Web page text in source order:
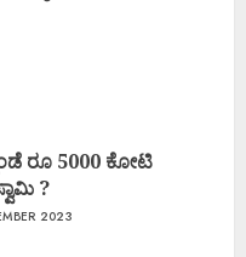
ರೂ 5000 ಕೋಟಿ
?
2023